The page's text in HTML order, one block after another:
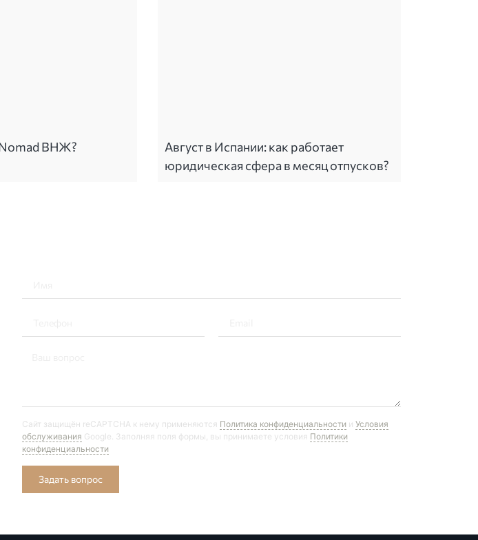
ВНЖ?
Август в Испании: как работает
юридическая сфера в месяц отпусков?
Сайт защищён reCAPTCHA к нему применяются Политика конфиденциальности и Условия
обслуживания Google. Заполняя поля формы, вы принимаете условия Политики
конфиденциальности
Задать вопрос